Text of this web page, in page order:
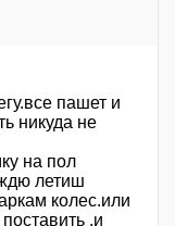
пашет и
никуда не
на пол
летиш
колес.или
.и